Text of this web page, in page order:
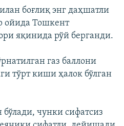
боғлиқ энг даҳшатли
ойида Тошкент
яқинида рўй берганди.
газ баллони
тўрт киши ҳалок бўлган
чунки сифатсиз